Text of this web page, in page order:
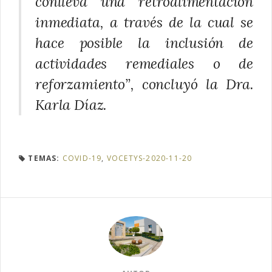
inmediata, a través de la cual se
hace posible la inclusión de
actividades remediales o de
reforzamiento”, concluyó la Dra.
Karla Díaz.
TEMAS: COVID-19, VOCETYS-2020-11-20